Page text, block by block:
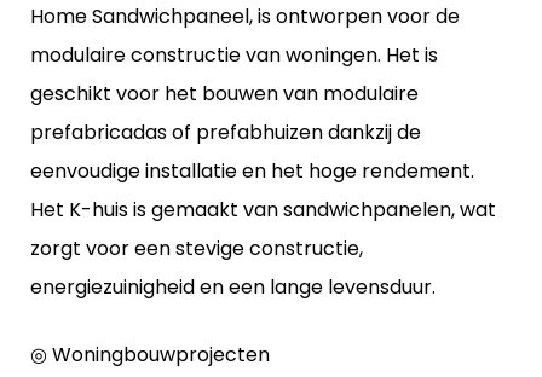
Home Sandwichpaneel, is ontworpen voor de
modulaire constructie van woningen. Het is
geschikt voor het bouwen van modulaire
prefabricadas of prefabhuizen dankzij de
eenvoudige installatie en het hoge rendement.
Het K-huis is gemaakt van sandwichpanelen, wat
zorgt voor een stevige constructie,
energiezuinigheid en een lange levensduur.
◎ Woningbouwprojecten